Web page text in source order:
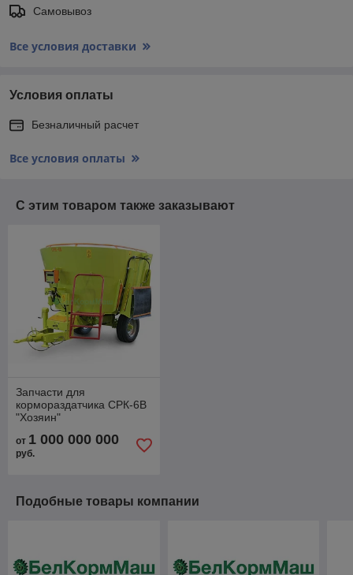
Самовывоз
Все условия доставки
Условия оплаты
Безналичный расчет
Все условия оплаты
С этим товаром также заказывают
Запчасти для
кормораздатчика СРК-6В
"Хозяин"
от 1 000 000 000
руб.
Подобные товары компании